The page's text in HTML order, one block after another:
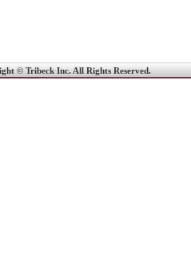
© Tribeck Inc. All Rights Reserved.